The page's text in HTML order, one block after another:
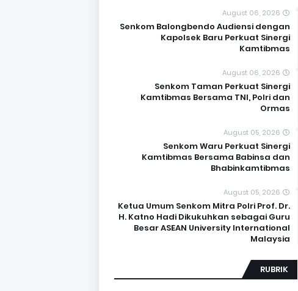
August 06, 2026
Senkom Balongbendo Audiensi dengan
Kapolsek Baru Perkuat Sinergi
Kamtibmas
August 06, 2026
Senkom Taman Perkuat Sinergi
Kamtibmas Bersama TNI, Polri dan
Ormas
August 05, 2026
Senkom Waru Perkuat Sinergi
Kamtibmas Bersama Babinsa dan
Bhabinkamtibmas
August 05, 2026
Ketua Umum Senkom Mitra Polri Prof. Dr.
H. Katno Hadi Dikukuhkan sebagai Guru
Besar ASEAN University International
Malaysia
RUBRIK